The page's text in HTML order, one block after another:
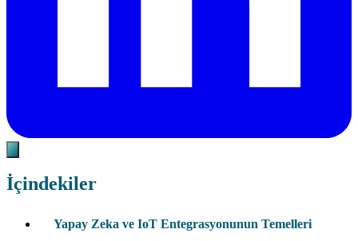
İçindekiler
Yapay Zeka ve IoT Entegrasyonunun Temelleri